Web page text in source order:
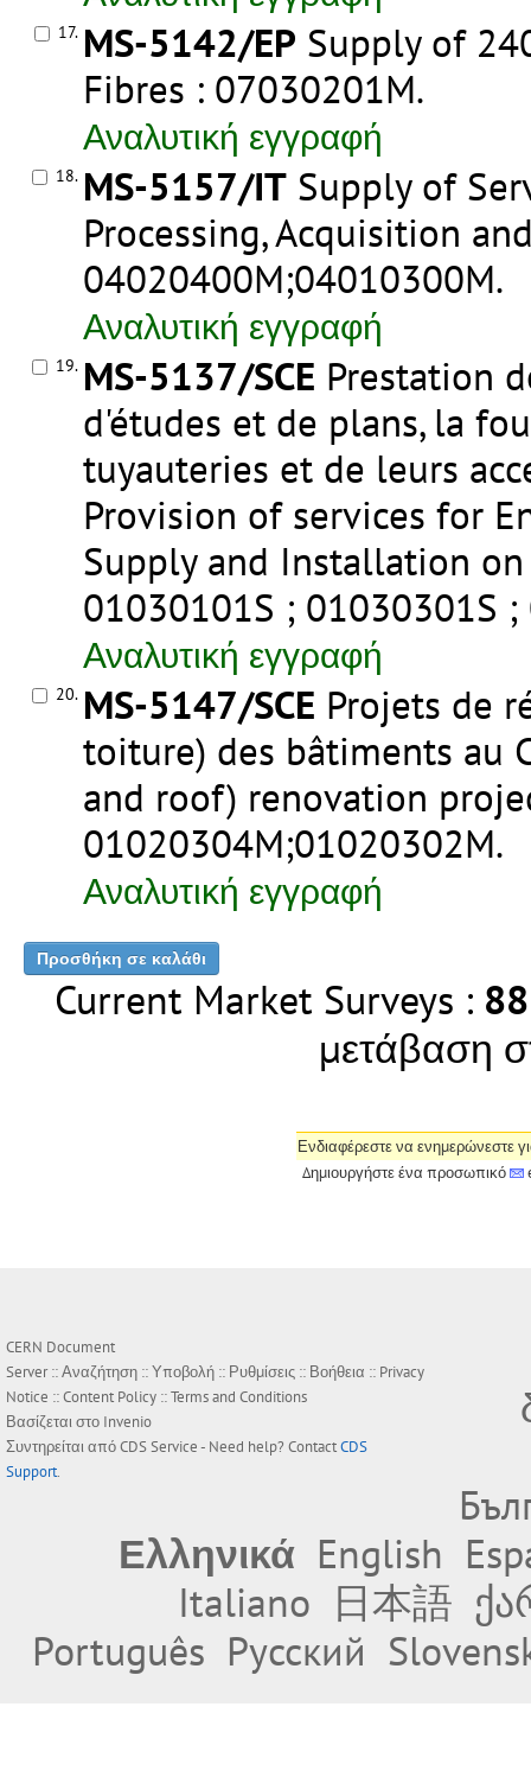
17. MS-5142/EP Supply of
Fibres : 07030201M.
Αναλυτική εγγραφή
18. MS-5157/IT Supply of
Processing, Acquisition
04020400M;04010300M.
Αναλυτική εγγραφή
19. MS-5137/SCE Prestation
d'études et de plans, la
tuyauteries et de leurs
Provision of services for
Supply and Installation
01030101S ; 01030301S
Αναλυτική εγγραφή
20. MS-5147/SCE Projets de
toiture) des bâtiments au
and roof) renovation
01020304M;01020302M.
Αναλυτική εγγραφή
Current Market Surveys : 88
μετάβαση
Ενδιαφέρεστε να ενημερώνεστε
Δημιουργήστε ένα προσωπικό
CERN Document
Server ::Αναζήτηση ::Υποβολή :: Ρυθμίσεις :: Βοήθεια :: Privacy
Notice ::Content Policy ::Terms and Conditions
Βασίζεται στο Invenio
Συντηρείται απόCDS Service- Need help? ContactCDS
Support.
Ελληνικά English
Italiano 日本語
Português Русский